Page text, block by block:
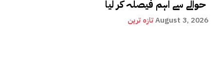
تازہ ترینAugust 3, 2026